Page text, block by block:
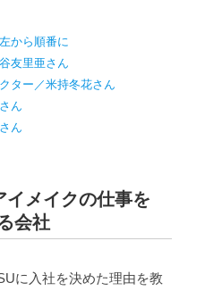
から順番に
友里亜さん
ター／米持冬花さん
ん
ん
イメイクの仕事を
会社
に入社を決めた理由を教